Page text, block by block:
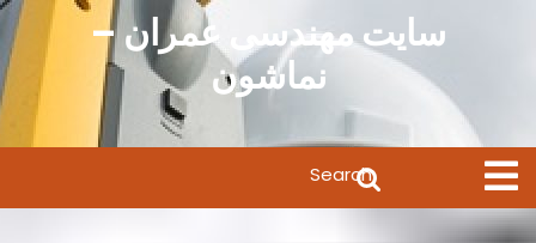
سایت مهندسی عمران –
نماشون
Open
Menu
for: